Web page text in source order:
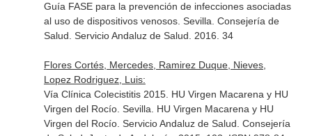
Guía FASE para la prevención de infecciones asociadas
al uso de dispositivos venosos. Sevilla. Consejería de
Salud. Servicio Andaluz de Salud. 2016. 34
Flores Cortés, Mercedes, Ramirez Duque, Nieves,
Lopez Rodriguez, Luis:
Vía Clínica Colecistitis 2015. HU Virgen Macarena y HU
Virgen del Rocío. Sevilla. HU Virgen Macarena y HU
Virgen del Rocío. Servicio Andaluz de Salud. Consejería